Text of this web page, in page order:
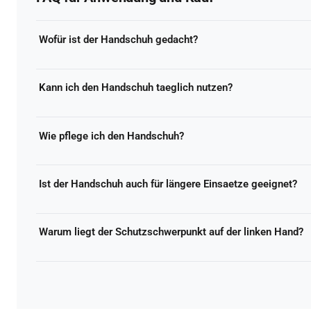
Wofür ist der Handschuh gedacht?
Kann ich den Handschuh taeglich nutzen?
Wie pflege ich den Handschuh?
Ist der Handschuh auch für längere Einsaetze geeignet?
Warum liegt der Schutzschwerpunkt auf der linken Hand?